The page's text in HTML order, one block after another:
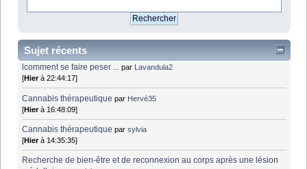
Sujet récents
lcomment se faire peser ... par Lavandula2
[Hierà 22:44:17]
Cannabis thérapeutique par Hervé35
[Hierà 16:48:09]
Cannabis thérapeutique parsylvia
[Hierà 14:35:35]
Recherche de bien-être et de reconnexion au corps après une lésion